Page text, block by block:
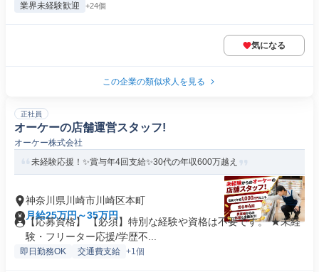
業界未経験歓迎 +24個
気になる
この企業の類似求人を見る
正社員
オーケーの店舗運営スタッフ!
オーケー株式会社
未経験応援！✨賞与年4回支給✨30代の年収600万越え
神奈川県川崎市川崎区本町
月給25万円～35万円
【応募資格】 【必須】特別な経験や資格は不要です。 ★未経
験・フリーター応援/学歴不...
即日勤務OK 交通費支給 +1個